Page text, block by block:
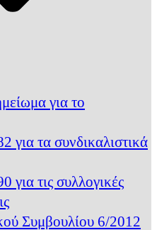
για το
για τα συνδικαλιστικά
τις συλλογικές
Συμβουλίου 6/2012